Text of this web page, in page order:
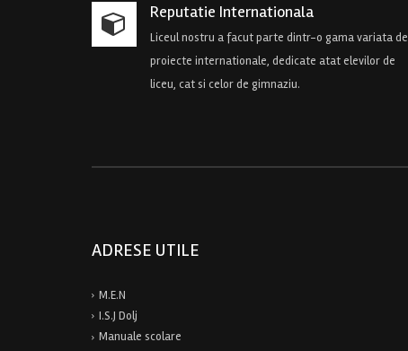
Reputatie Internationala
Liceul nostru a facut parte dintr-o gama variata de
proiecte internationale, dedicate atat elevilor de
liceu, cat si celor de gimnaziu.
ADRESE UTILE
M.E.N
I.S.J Dolj
Manuale scolare